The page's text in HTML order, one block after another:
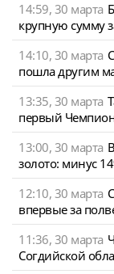
14:59, 30 марта
крупную сумму
14:10, 30 марта
пошла другим
13:35, 30 марта
первый
13:00, 30 марта
золото: минус
12:10, 30 марта
впервые за
11:36, 30 марта
Согдийской